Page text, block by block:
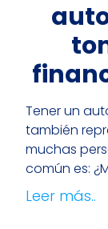
Tener un
también
muchas
común es:
Leer más..